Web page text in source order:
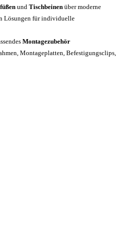
und Tischbeinen über moderne
Lösungen für individuelle
Montagezubehör
Montageplatten, Befestigungsclips,